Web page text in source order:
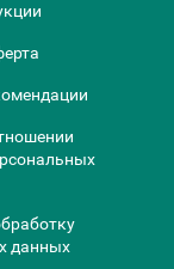
данных